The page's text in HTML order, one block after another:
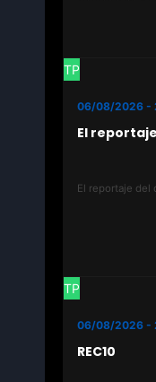
TP
06/08/2026 -
El
El reportaje del
TP
06/08/2026 -
REC10